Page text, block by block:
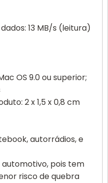
13 MB/s (leitura)
OS 9.0 ou superior;
2 x 1,5 x 0,8 cm
autorrádios, e
pois tem
risco de quebra